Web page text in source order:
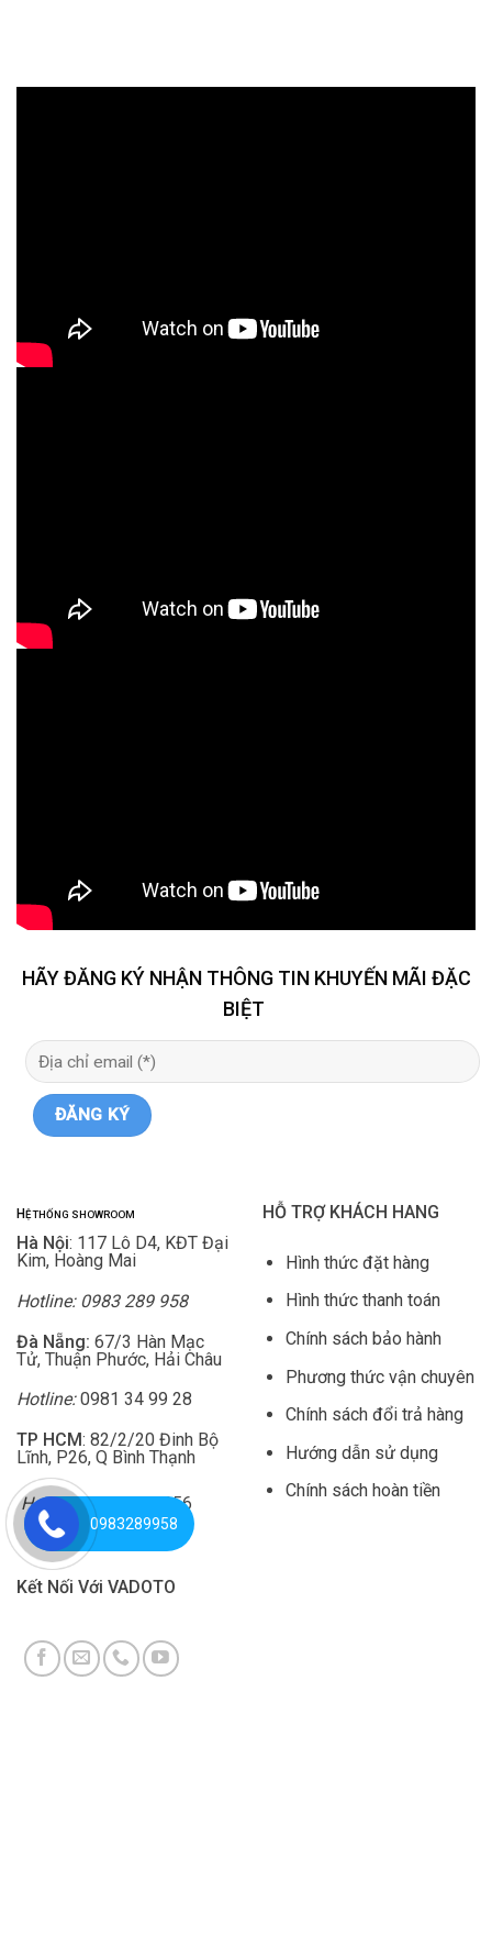
HÃY ĐĂNG KÝ NHẬN THÔNG TIN KHUYẾN MÃI ĐẶC
BIỆT
HỆ THỐNG SHOWROOM
Hà Nội: 117 Lô D4, KĐT Đại
Kim, Hoàng Mai
Hotline: 0983 289 958
Đà Nẵng: 67/3 Hàn Mạc
Tử, Thuận Phước, Hải Châu
Hotline:0981 34 99 28
TP HCM: 82/2/20 Đinh Bộ
Lĩnh, P26, Q Bình Thạnh
Hotline:0981 444 956
HỖ TRỢ KHÁCH HANG
Hình thức đặt hàng
Hình thức thanh toán
Chính sách bảo hành
Phương thức vận chuyên
Chính sách đổi trả hàng
Hướng dẫn sử dụng
Chính sách hoàn tiền
Kết Nối Với VADOTO
0983289958